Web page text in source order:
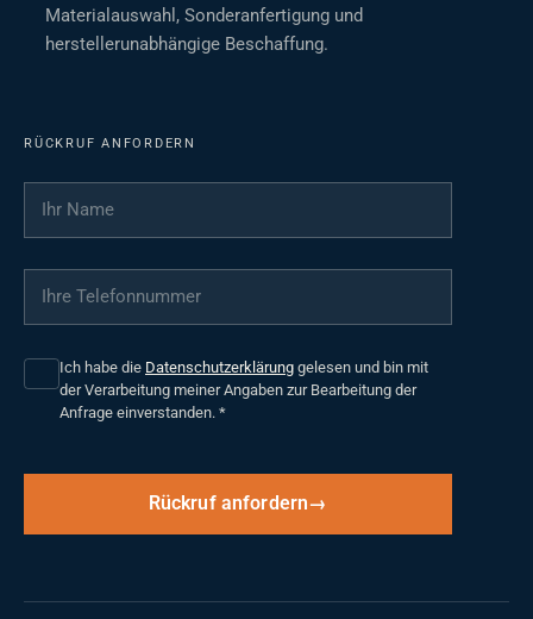
Materialauswahl, Sonderanfertigung und
herstellerunabhängige Beschaffung.
RÜCKRUF ANFORDERN
Ihr Name
Ihre Telefonnummer
Ich habe die Datenschutzerklärung gelesen und bin mit
der Verarbeitung meiner Angaben zur Bearbeitung der
Anfrage einverstanden. *
Rückruf anfordern